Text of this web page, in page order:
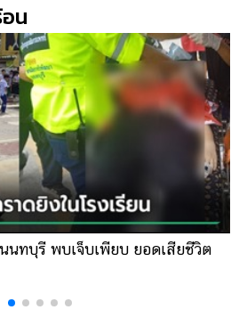
น
นทบุรี พบเจ็บเพียบ ยอดเสียชีวิต